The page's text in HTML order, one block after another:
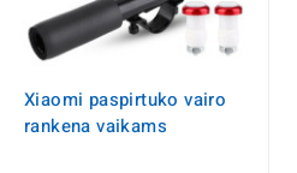
Xiaomi paspirtuko vairo
rankena vaikams